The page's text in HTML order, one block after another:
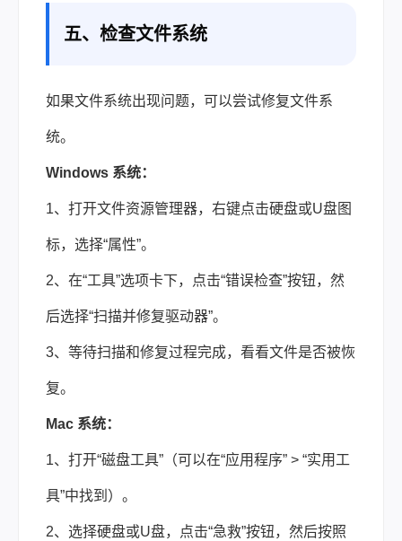
五、检查文件系统
如果文件系统出现问题，可以尝试修复文件系
统。
Windows 系统：
1、打开文件资源管理器，右键点击硬盘或U盘图
标，选择“属性”。
2、在“工具”选项卡下，点击“错误检查”按钮，然
后选择“扫描并修复驱动器”。
3、等待扫描和修复过程完成，看看文件是否被恢
复。
Mac 系统：
1、打开“磁盘工具”（可以在“应用程序” > “实用工
具”中找到）。
2、选择硬盘或U盘，点击“急救”按钮，然后按照